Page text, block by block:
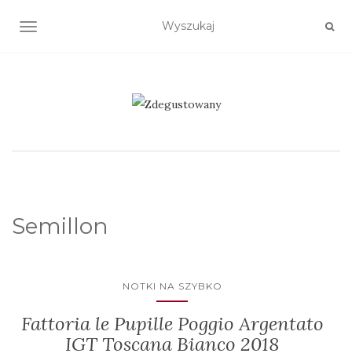
TOGGLE NAVIGATION
Semillon
NOTKI NA SZYBKO
Fattoria le Pupille Poggio Argentato
IGT Toscana Bianco 2018